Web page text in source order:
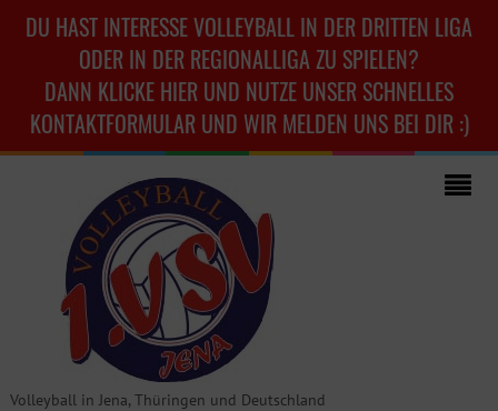
DU HAST INTERESSE VOLLEYBALL IN DER DRITTEN LIGA
ODER IN DER REGIONALLIGA ZU SPIELEN?
DANN KLICKE HIER UND NUTZE UNSER SCHNELLES
KONTAKTFORMULAR UND WIR MELDEN UNS BEI DIR :)
Volleyball in Jena, Thüringen und Deutschland